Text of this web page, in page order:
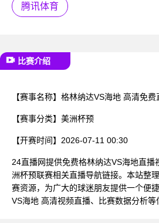
腾讯体育
比赛介绍
【赛事名称】 格林纳达VS海地 高清免费
【赛事分类】 美洲杯预
【开赛时间】 2026-07-11 00:30
24直播网提供免费格林纳达VS海地直播
洲杯预联赛相关直播导航链接。本站整
赛资源，为广大的球迷朋友提供一个便
VS海地 高清视频直播、比赛数据分析等